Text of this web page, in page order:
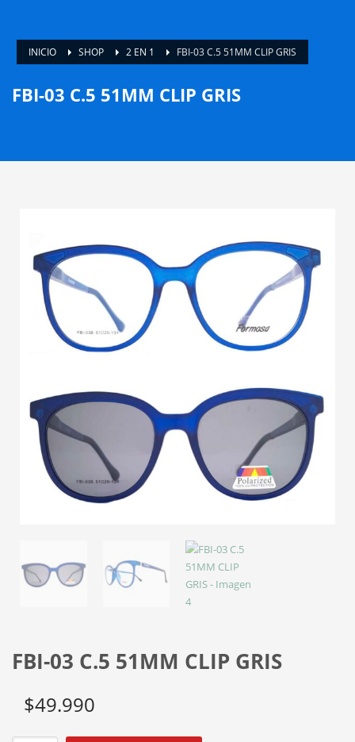
INICIO SHOP 2 EN 1 FBI-03 C.5 51MM CLIP GRIS
FBI-03 C.5 51MM CLIP GRIS
FBI-03 C.5 51MM CLIP GRIS
$49.990